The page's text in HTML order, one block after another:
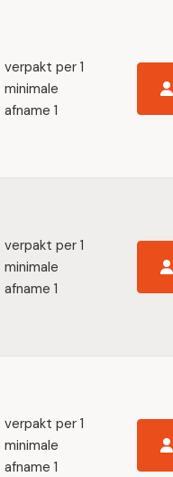
verpakt per 1
minimale
afname 1
verpakt per 1
minimale
afname 1
verpakt per 1
minimale
afname 1